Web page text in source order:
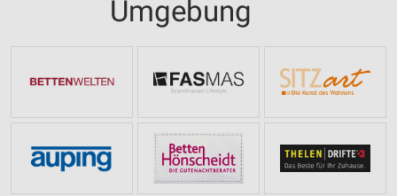
Umgebung